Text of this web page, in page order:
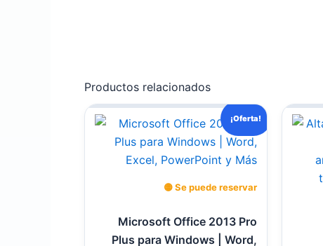
Productos relacionados
¡Oferta!
🟡 Se puede reservar
Microsoft Office 2013 Pro
Plus para Windows | Word,
El
precio
original
era:
$ 50.000.
El
precio
actual
es:
$ 30.000.